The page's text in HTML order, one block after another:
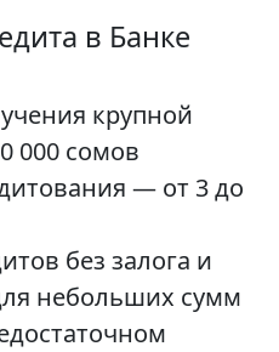
в Банке
крупной
000 сомов
— от 3 до
без залога и
небольших сумм